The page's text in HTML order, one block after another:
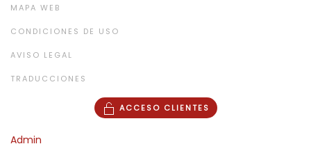
MAPA WEB
CONDICIONES DE USO
AVISO LEGAL
TRADUCCIONES
ACCESO CLIENTES
Admin